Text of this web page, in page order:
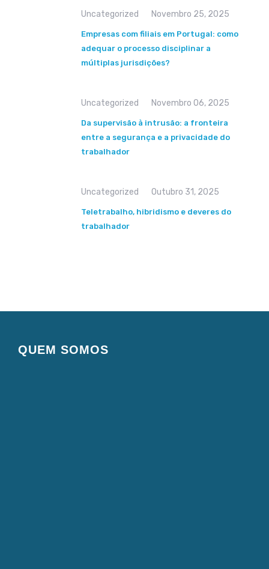
Uncategorized Novembro 25, 2025
Empresas com filiais em Portugal: como
adequar o processo disciplinar a
múltiplas jurisdições?
Uncategorized Novembro 06, 2025
Da supervisão à intrusão: a fronteira
entre a segurança e a privacidade do
trabalhador
Uncategorized Outubro 31, 2025
Teletrabalho, hibridismo e deveres do
trabalhador
QUEM SOMOS